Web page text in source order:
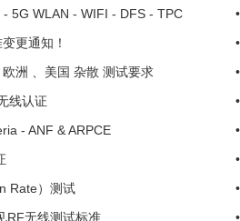
5G WLAN - WIFI - DFS - TPC
更通知！
洲 、美国 杂散 测试要求
线认证
- ANF & ARPCE
Rate）测试
RF无线测试标准